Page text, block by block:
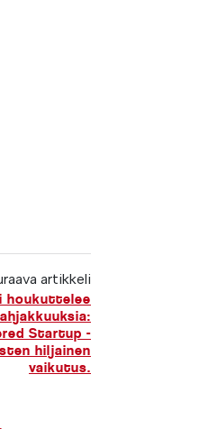
artikkeli
houkuttelee
Startup -
hiljainen
vaikutus.